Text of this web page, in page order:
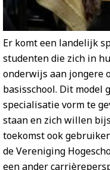
Er komt een landelijk
studenten die zich in
onderwijs aan jongere
basisschool. Dit model
specialisatie vorm te
staan en zich willen
toekomst ook
de Vereniging
een ander